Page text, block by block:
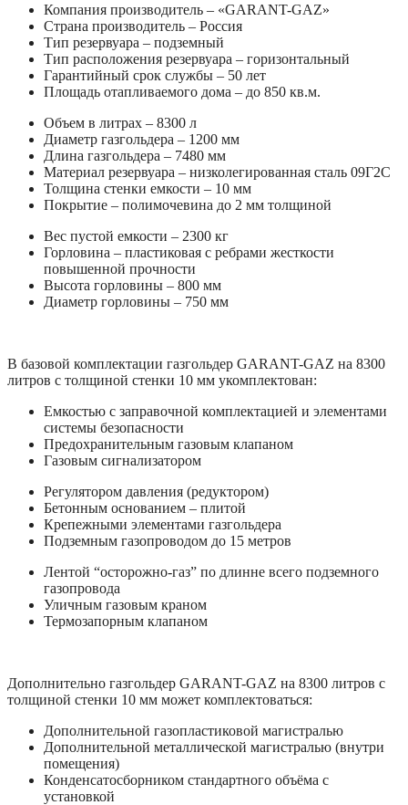
Компания производитель – «GARANT-GAZ»
Страна производитель – Россия
Тип резервуара – подземный
Тип расположения резервуара – горизонтальный
Гарантийный срок службы – 50 лет
Площадь отапливаемого дома – до 850 кв.м.
Объем в литрах – 8300 л
Диаметр газгольдера – 1200 мм
Длина газгольдера – 7480 мм
Материал резервуара – низколегированная сталь 09Г2С
Толщина стенки емкости – 10 мм
Покрытие – полимочевина до 2 мм толщиной
Вес пустой емкости – 2300 кг
Горловина – пластиковая с ребрами жесткости
повышенной прочности
Высота горловины – 800 мм
Диаметр горловины – 750 мм
В базовой комплектации газгольдер GARANT-GAZ на 8300
литров с толщиной стенки 10 мм укомплектован:
Емкостью с заправочной комплектацией и элементами
системы безопасности
Предохранительным газовым клапаном
Газовым сигнализатором
Регулятором давления (редуктором)
Бетонным основанием – плитой
Крепежными элементами газгольдера
Подземным газопроводом до 15 метров
Лентой “осторожно-газ” по длинне всего подземного
газопровода
Уличным газовым краном
Термозапорным клапаном
Дополнительно газгольдер GARANT-GAZ на 8300 литров с
толщиной стенки 10 мм может комплектоваться:
Дополнительной газопластиковой магистралью
Дополнительной металлической магистралью (внутри
помещения)
Конденсатосборником стандартного объёма с
установкой